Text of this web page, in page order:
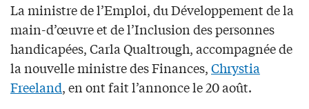
La ministre de l’Emploi, du Développement de la
main-d’œuvre et de l’Inclusion des personnes
handicapées, Carla Qualtrough, accompagnée de
la nouvelle ministre des Finances,Chrystia
Freeland, en ont fait l’annonce le 20 août.